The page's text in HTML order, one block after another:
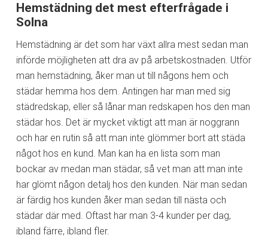
Hemstädning det mest efterfrågade i
Solna
Hemstädning är det som har växt allra mest sedan man
införde möjligheten att dra av på arbetskostnaden. Utför
man hemstädning, åker man ut till någons hem och
städar hemma hos dem. Antingen har man med sig
städredskap, eller så lånar man redskapen hos den man
städar hos. Det är mycket viktigt att man är noggrann
och har en rutin så att man inte glömmer bort att städa
något hos en kund. Man kan ha en lista som man
bockar av medan man städar, så vet man att man inte
har glömt någon detalj hos den kunden. När man sedan
är färdig hos kunden åker man sedan till nästa och
städar där med. Oftast har man 3-4 kunder per dag,
ibland färre, ibland fler.